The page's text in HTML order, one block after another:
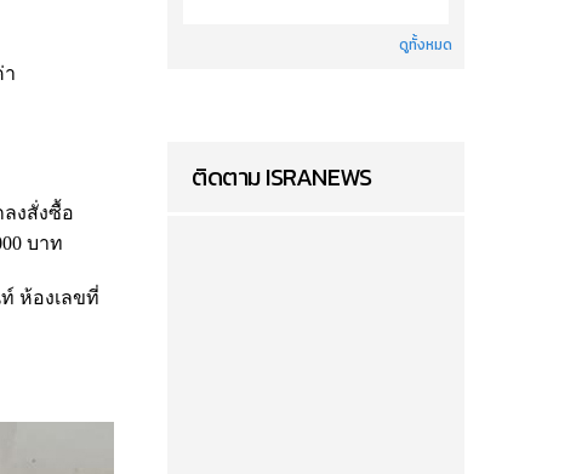
า
งสั่งซื้อ
บาท
ห้องเลขที่
ดูทั้งหมด
ติดตาม ISRANEWS